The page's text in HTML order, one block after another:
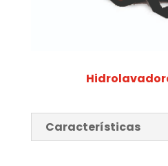
Características